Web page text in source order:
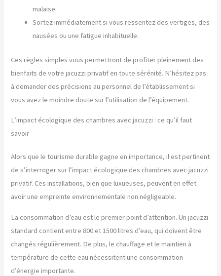
malaise.
Sortez immédiatement si vous ressentez des vertiges, des
nausées ou une fatigue inhabituelle.
Ces règles simples vous permettront de profiter pleinement des
bienfaits de votre jacuzzi privatif en toute sérénité. N’hésitez pas
à demander des précisions au personnel de l’établissement si
vous avez le moindre doute sur l’utilisation de l’équipement.
L’impact écologique des chambres avec jacuzzi : ce qu’il faut
savoir
Alors que le tourisme durable gagne en importance, il est pertinent
de s’interroger sur l’impact écologique des chambres avec jacuzzi
privatif. Ces installations, bien que luxueuses, peuvent en effet
avoir une empreinte environnementale non négligeable.
La consommation d’eau est le premier point d’attention. Un jacuzzi
standard contient entre 800 et 1500 litres d’eau, qui doivent être
changés régulièrement. De plus, le chauffage et le maintien à
température de cette eau nécessitent une consommation
d’énergie importante.